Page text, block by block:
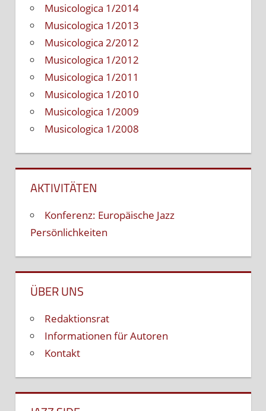
Musicologica 1/2014
Musicologica 1/2013
Musicologica 2/2012
Musicologica 1/2012
Musicologica 1/2011
Musicologica 1/2010
Musicologica 1/2009
Musicologica 1/2008
AKTIVITÄTEN
Konferenz: Europäische Jazz
Persönlichkeiten
ÜBER UNS
Redaktionsrat
Informationen für Autoren
Kontakt